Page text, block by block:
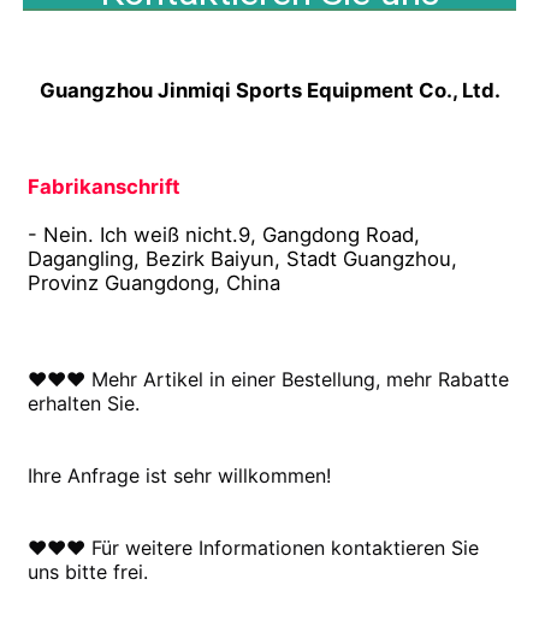
Guangzhou Jinmiqi Sports Equipment Co., Ltd.
Fabrikanschrift
- Nein. Ich weiß nicht.9, Gangdong Road,
Dagangling, Bezirk Baiyun, Stadt Guangzhou,
Provinz Guangdong, China
♥♥♥ Mehr Artikel in einer Bestellung, mehr Rabatte
erhalten Sie.
Ihre Anfrage ist sehr willkommen!
♥♥♥ Für weitere Informationen kontaktieren Sie
uns bitte frei.